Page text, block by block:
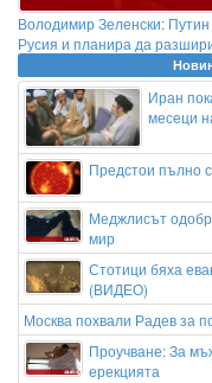
Володимир Зеленски:
Русия и планира да
Иран
месеци
Предстои пълно
Меджлисът
мир
Стотици бяха
(ВИДЕО)
Москва похвали Радев за
Проучване: За
ерекцията